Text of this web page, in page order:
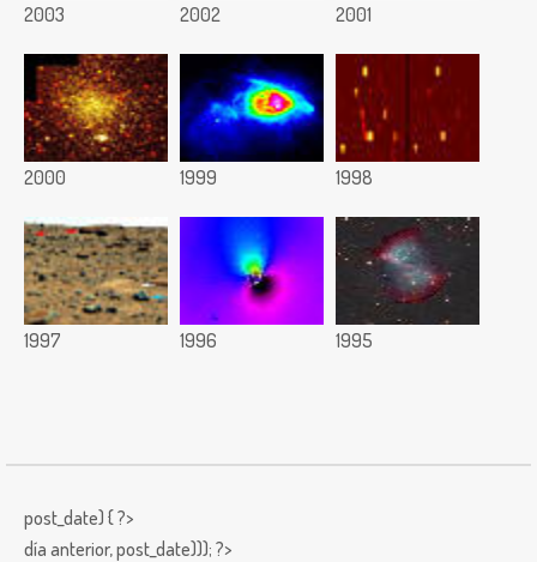
2003 2002 2001
2000 1999 1998
1997 1996 1995
post_date) { ?>
día anterior,post_date))); ?>